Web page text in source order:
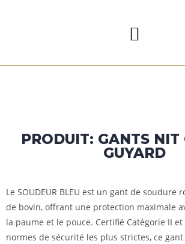
PRODUIT: GANTS NIT
GUYARD
Le SOUDEUR BLEU est un gant de soudure
de bovin, offrant une protection maximale
la paume et le pouce. Certifié Catégorie II
normes de sécurité les plus strictes, ce